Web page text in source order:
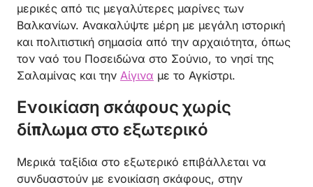
μερικές από τις μεγαλύτερες μαρίνες των
Βαλκανίων. Ανακαλύψτε μέρη με μεγάλη ιστορική
και πολιτιστική σημασία από την αρχαιότητα, όπως
τον ναό του Ποσειδώνα στο Σούνιο, το νησί της
Σαλαμίνας και την Αίγινα με το Αγκίστρι.
Ενοικίαση σκάφους χωρίς
δίπλωμα στο εξωτερικό
Μερικά ταξίδια στο εξωτερικό επιβάλλεται να
συνδυαστούν με ενοικίαση σκάφους, στην